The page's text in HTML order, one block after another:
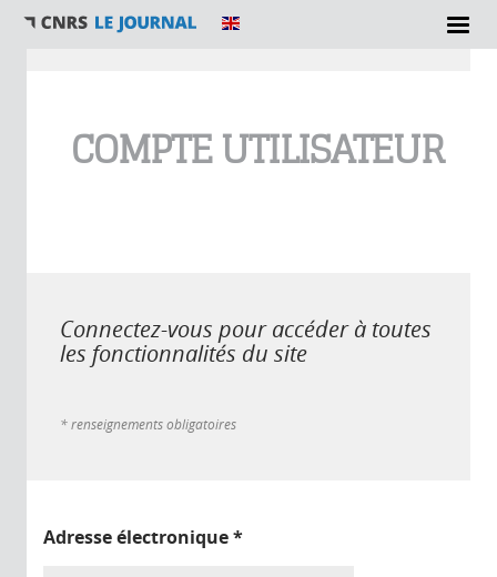
COMPTE UTILISATEUR
Connectez-vous pour accéder à toutes
les fonctionnalités du site
* renseignements obligatoires
Adresse électronique*